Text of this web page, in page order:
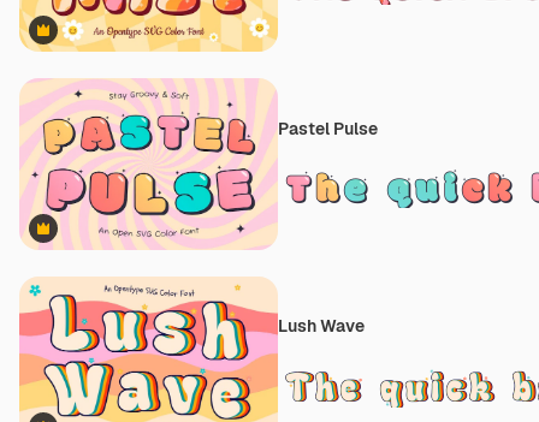
Premium
Premium
Pastel Pulse
Lush Wave